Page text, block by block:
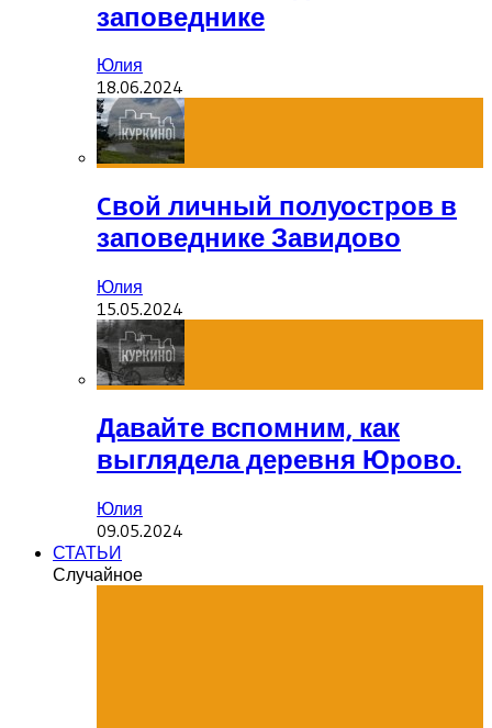
заповеднике
Юлия
18.06.2024
Cвой личный полуостров в
заповеднике Завидово
Юлия
15.05.2024
Давайте вспомним, как
выглядела деревня Юрово.
Юлия
09.05.2024
СТАТЬИ
Случайное